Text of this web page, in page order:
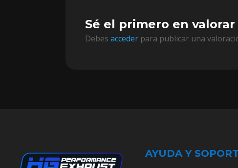
Sé el primero en valorar
Debesacceder para publicar una
AYUDA Y